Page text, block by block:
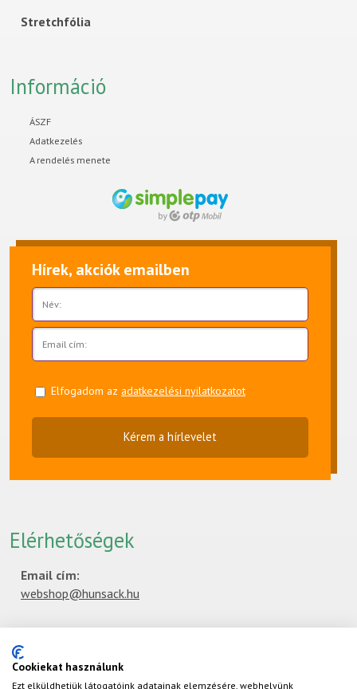
Stretchfólia
Információ
ÁSZF
Adatkezelés
A rendelés menete
Hírek, akciók emailben
Elfogadom az adatkezelési nyilatkozatot
Kérem a hírlevelet
Elérhetőségek
Email cím:
webshop@hunsack.hu
Hungarosack Kft.
2142 Nagytarcsa, Kármán Tódor utca 1/B/6.
Cookiekat használunk
Ezt elküldhetjük látogatóink adatainak elemzésére, webhelyünk